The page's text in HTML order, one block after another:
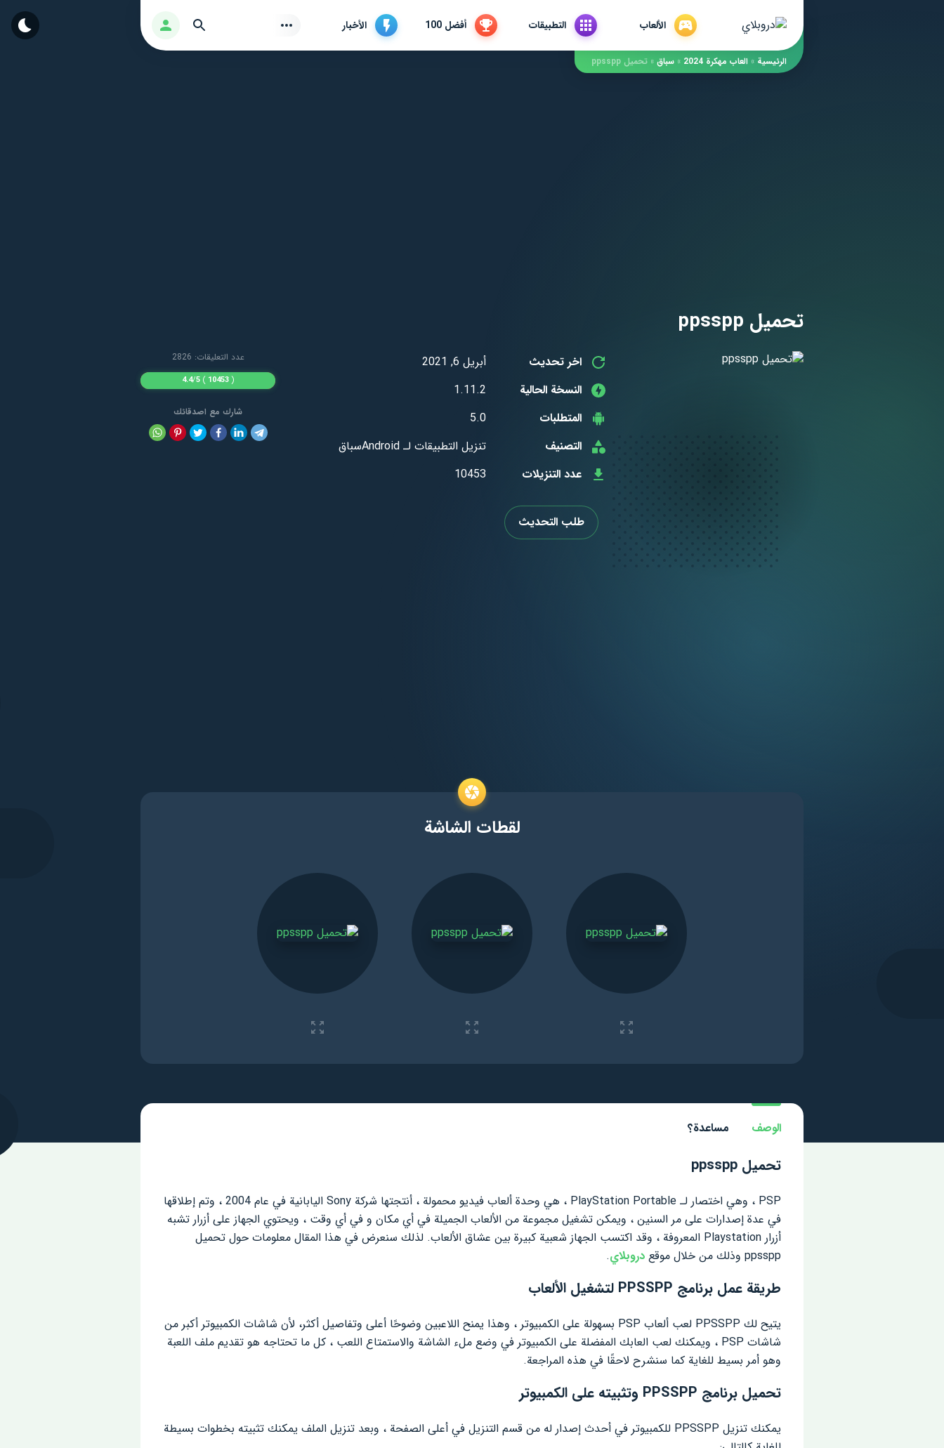
الألعاب التطبيقات أفضل 100 الأخبار تسجيل الدخول بحث
الرئيسية » العاب مهكرة 2024 » سباق » تحميل ppsspp
تحميل ppsspp
اخر تحديث
أبريل 6, 2021
النسخة الحالية
1.11.2
المتطلبات
5.0
التصنيف
​تنزيل التطبيقات لـ ​Androidسباق
عدد التنزيلات
10453
عدد التعليقات: 2826
(
10453
)
4.4/5
شارك مع اصدقائك
طلب التحديث
لقطات الشاشة
الوصف مساعدة؟
تحميل ppsspp
PSP ، وهي اختصار لـ PlayStation Portable ، هي وحدة ألعاب فيديو محمولة ، أنتجتها شركة Sony اليابانية في عام 2004 ، وتم إطلاقها
في عدة إصدارات على مر السنين ، ويمكن تشغيل مجموعة من الألعاب الجميلة في أي مكان و في أي وقت ، ويحتوي الجهاز على أزرار تشبه
أزرار Playstation المعروفة ، وقد اكتسب الجهاز شعبية كبيرة بين عشاق الألعاب. لذلك سنعرض في هذا المقال معلومات حول تحميل
ppsspp وذلك من خلال موقع
دروبلاي.
طريقة عمل برنامج PPSSPP لتشغيل الألعاب
يتيح لك PPSSPP لعب ألعاب PSP بسهولة على الكمبيوتر ، وهذا يمنح اللاعبين وضوحًا أعلى وتفاصيل أكثر، لأن شاشات الكمبيوتر أكبر من
شاشات PSP ، ويمكنك لعب العابك المفضلة على الكمبيوتر في وضع ملء الشاشة والاستمتاع اللعب ، كل ما تحتاجه هو تقديم ملف اللعبة
وهو أمر بسيط للغاية كما سنشرح لاحقًا في هذه المراجعة.
تحميل برنامج PPSSPP وتثبيته على الكمبيوتر
يمكنك تنزيل PPSSPP للكمبيوتر في أحدث إصدار له من قسم التنزيل في أعلى الصفحة ، وبعد تنزيل الملف يمكنك تثبيته بخطوات بسيطة